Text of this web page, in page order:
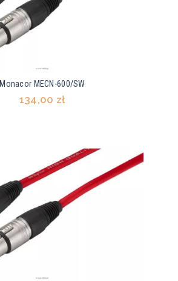
Monacor MECN-600/SW
134,00 zł